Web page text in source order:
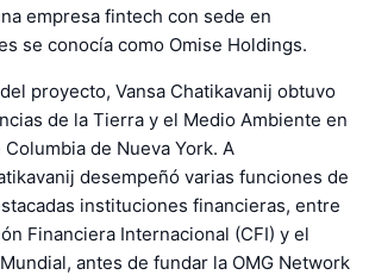
empresa fintech con sede en
se conocía como Omise Holdings.
proyecto, Vansa Chatikavanij obtuvo
de la Tierra y el Medio Ambiente en
de Nueva York. A
desempeñó varias funciones de
instituciones financieras, entre
Financiera Internacional (CFI) y el
antes de fundar la OMG Network